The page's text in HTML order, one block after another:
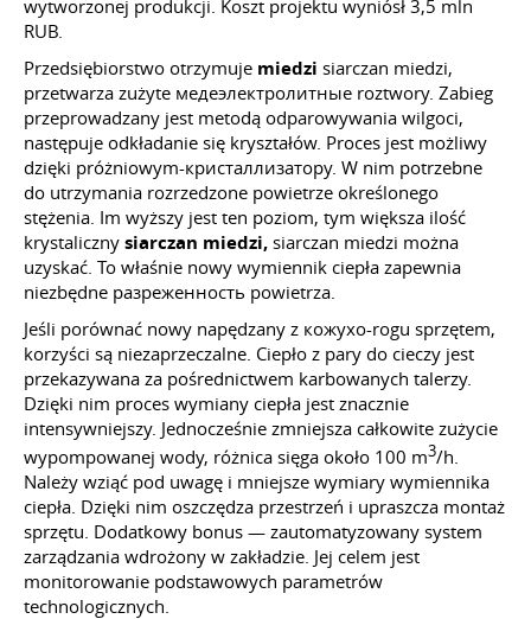
wytworzonej produkcji. Koszt projektu wyniósł 3,5 mln
RUB.
Przedsiębiorstwo otrzymuje miedzi siarczan miedzi,
przetwarza zużyte медеэлектролитные roztwory. Zabieg
przeprowadzany jest metodą odparowywania wilgoci,
następuje odkładanie się kryształów. Proces jest możliwy
dzięki próżniowym-кристаллизатору. W nim potrzebne
do utrzymania rozrzedzone powietrze określonego
stężenia. Im wyższy jest ten poziom, tym większa ilość
krystaliczny siarczan miedzi, siarczan miedzi można
uzyskać. To właśnie nowy wymiennik ciepła zapewnia
niezbędne разреженность powietrza.
Jeśli porównać nowy napędzany z кожухо-rogu sprzętem,
korzyści są niezaprzeczalne. Ciepło z pary do cieczy jest
przekazywana za pośrednictwem karbowanych talerzy.
Dzięki nim proces wymiany ciepła jest znacznie
intensywniejszy. Jednocześnie zmniejsza całkowite zużycie
wypompowanej wody, różnica sięga około 100 m3/h.
Należy wziąć pod uwagę i mniejsze wymiary wymiennika
ciepła. Dzięki nim oszczędza przestrzeń i upraszcza montaż
sprzętu. Dodatkowy bonus — zautomatyzowany system
zarządzania wdrożony w zakładzie. Jej celem jest
monitorowanie podstawowych parametrów
technologicznych.